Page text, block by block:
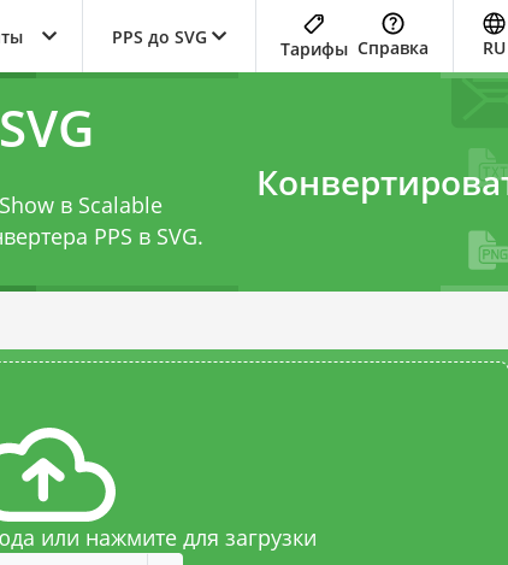
PPS до SVG
Тарифы Справка RU
в Scalable
PPS в SVG.
или нажмите для загрузки